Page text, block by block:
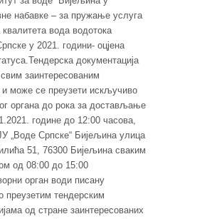
набавке – за пружање услуга
вода водотока
у 2021. години- оцјена
документација
свим заинтересованим
и може се преузети искључиво
органа до рока за достављање
године до 12:00 часова,
„Воде Српске“ Бијељина улица
51, 76300 Бијељина сваким
од 08:00 до 15:00
орган води писану
преузетим тендерским
од стране заинтересованих